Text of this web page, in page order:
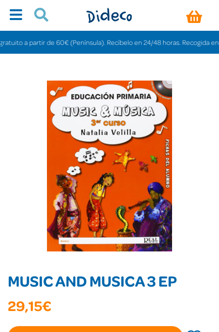
a partir de 60€ (Península). Recíbelo en 24/48 horas. Recogida en
MUSIC AND MUSICA 3 EP
29,15€